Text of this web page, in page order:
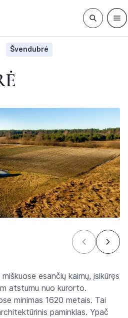
Švendubrė
esančių kaimų, įsikūręs
atstumu nuo kurorto.
minimas 1620 metais. Tai
paminklas. Ypač